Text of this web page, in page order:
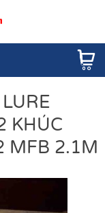
KHÚC
MFB 2.1M